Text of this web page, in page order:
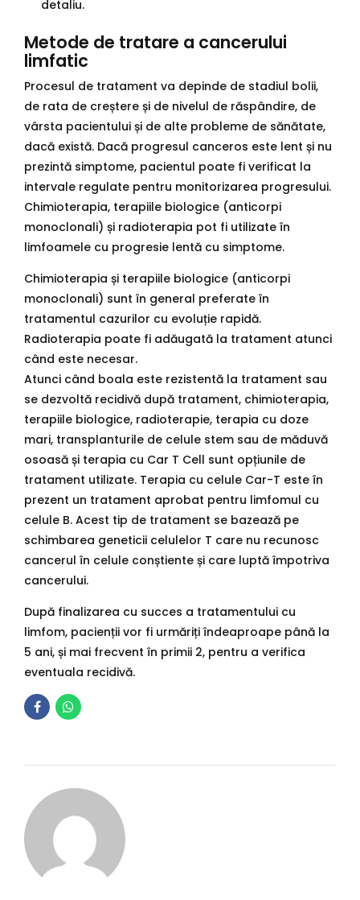
detaliu.
Metode de tratare a cancerului
limfatic
Procesul de tratament va depinde de stadiul bolii,
de rata de creștere și de nivelul de răspândire, de
vârsta pacientului și de alte probleme de sănătate,
dacă există. Dacă progresul canceros este lent și nu
prezintă simptome, pacientul poate fi verificat la
intervale regulate pentru monitorizarea progresului.
Chimioterapia, terapiile biologice (anticorpi
monoclonali) și radioterapia pot fi utilizate în
limfoamele cu progresie lentă cu simptome.
Chimioterapia și terapiile biologice (anticorpi
monoclonali) sunt în general preferate în
tratamentul cazurilor cu evoluție rapidă.
Radioterapia poate fi adăugată la tratament atunci
când este necesar.
Atunci când boala este rezistentă la tratament sau
se dezvoltă recidivă după tratament, chimioterapia,
terapiile biologice, radioterapie, terapia cu doze
mari, transplanturile de celule stem sau de măduvă
osoasă și terapia cu Car T Cell sunt opțiunile de
tratament utilizate. Terapia cu celule Car-T este în
prezent un tratament aprobat pentru limfomul cu
celule B. Acest tip de tratament se bazează pe
schimbarea geneticii celulelor T care nu recunosc
cancerul în celule conștiente și care luptă împotriva
cancerului.
După finalizarea cu succes a tratamentului cu
limfom, pacienții vor fi urmăriți îndeaproape până la
5 ani, și mai frecvent în primii 2, pentru a verifica
eventuala recidivă.